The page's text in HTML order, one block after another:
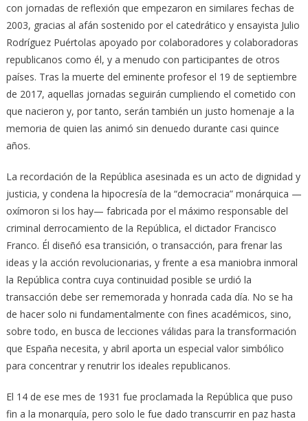
con jornadas de reflexión que empezaron en similares fechas de
2003, gracias al afán sostenido por el catedrático y ensayista Julio
Rodríguez Puértolas apoyado por colaboradores y colaboradoras
republicanos como él, y a menudo con participantes de otros
países. Tras la muerte del eminente profesor el 19 de septiembre
de 2017, aquellas jornadas seguirán cumpliendo el cometido con
que nacieron y, por tanto, serán también un justo homenaje a la
memoria de quien las animó sin denuedo durante casi quince
años.
La recordación de la República asesinada es un acto de dignidad y
justicia, y condena la hipocresía de la “democracia” monárquica —
oxímoron si los hay— fabricada por el máximo responsable del
criminal derrocamiento de la República, el dictador Francisco
Franco. Él diseñó esa transición, o transacción, para frenar las
ideas y la acción revolucionarias, y frente a esa maniobra inmoral
la República contra cuya continuidad posible se urdió la
transacción debe ser rememorada y honrada cada día. No se ha
de hacer solo ni fundamentalmente con fines académicos, sino,
sobre todo, en busca de lecciones válidas para la transformación
que España necesita, y abril aporta un especial valor simbólico
para concentrar y renutrir los ideales republicanos.
El 14 de ese mes de 1931 fue proclamada la República que puso
fin a la monarquía, pero solo le fue dado transcurrir en paz hasta